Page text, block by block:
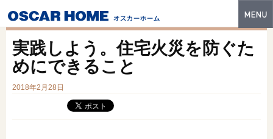
特長
イベント・モデルハウス
実践しよう。住宅火災を防ぐた
めにできること
2018年2月28日